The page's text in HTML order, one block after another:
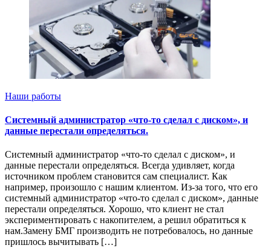
Наши работы
Системный администратор «что-то сделал с диском», и
данные перестали определяться.
Системный администратор «что-то сделал с диском», и
данные перестали определяться. Всегда удивляет, когда
источником проблем становится сам специалист. Как
например, произошло с нашим клиентом. Из-за того, что его
системный администратор «что-то сделал с диском», данные
перестали определяться. Хорошо, что клиент не стал
экспериментировать с накопителем, а решил обратиться к
нам.Замену БМГ производить не потребовалось, но данные
пришлось вычитывать […]